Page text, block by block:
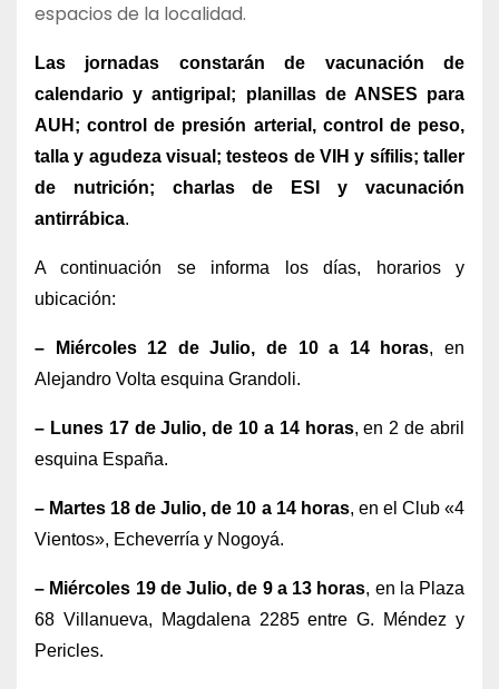
espacios de la localidad.
Las jornadas constarán de vacunación de
calendario y antigripal; planillas de ANSES para
AUH; control de presión arterial, control de peso,
talla y agudeza visual; testeos de VIH y sífilis; taller
de nutrición; charlas de ESI y vacunación
antirrábica.
A continuación se informa los días, horarios y
ubicación:
– Miércoles 12 de Julio, de 10 a 14 horas, en
Alejandro Volta esquina Grandoli.
– Lunes 17 de Julio, de 10 a 14 horas,en 2 de abril
esquina España.
– Martes 18 de Julio, de 10 a 14 horas, en el Club «4
Vientos», Echeverría y Nogoyá.
– Miércoles 19 de Julio, de 9 a 13 horas, en la Plaza
68 Villanueva, Magdalena 2285 entre G. Méndez y
Pericles.